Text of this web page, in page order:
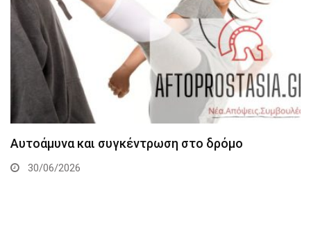
Αυτοάμυνα και συγκέντρωση στο δρόμο
30/06/2026